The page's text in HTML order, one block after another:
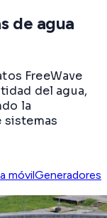
de agua
FreeWave
del agua,
la
sistemas
móvilGeneradores